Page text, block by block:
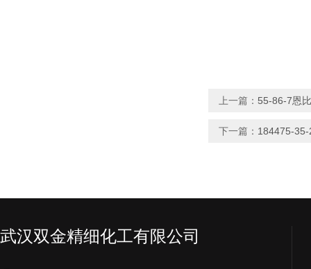
上一篇： 55-86-7恩
下一篇： 184475-
武汉双金精细化工有限公司